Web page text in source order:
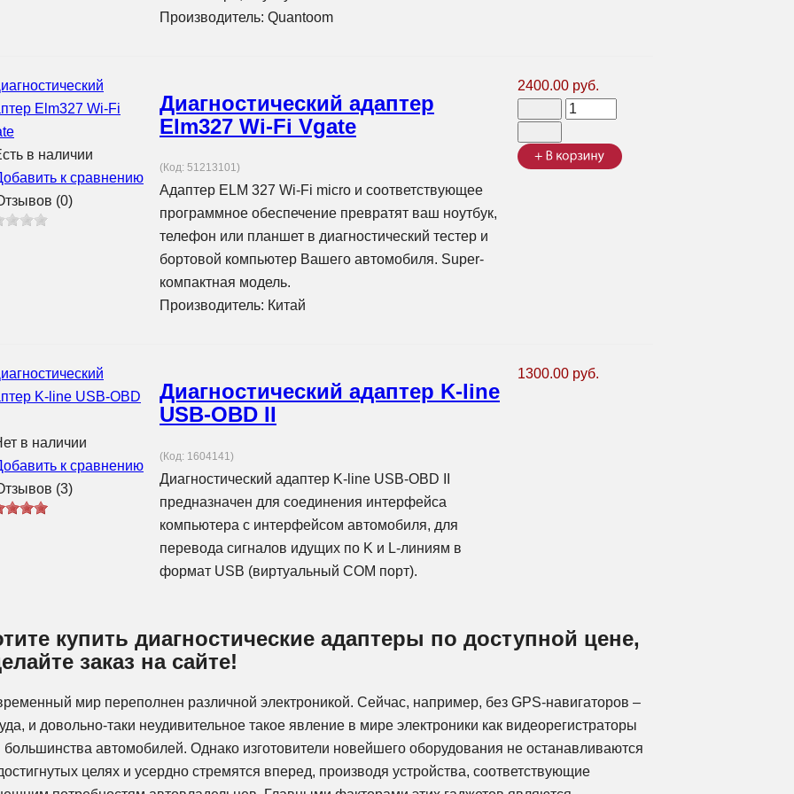
Производитель: Quantoom
в наличии
к сравнению
(0)
Диагностический адаптер
Elm327 Wi-Fi Vgate
(Код: 51213101)
Адаптер ELM 327 Wi-Fi micro и соответствующее
программное обеспечение превратят ваш ноутбук,
телефон или планшет в диагностический тестер и
бортовой компьютер Вашего автомобиля. Super-
компактная модель.
Производитель: Китай
2400.00 руб.
в наличии
к сравнению
(3)
Диагностический адаптер K-line
USB-OBD II
(Код: 1604141)
Диагностический адаптер K-line USB-OBD II
предназначен для соединения интерфейса
компьютера с интерфейсом автомобиля, для
перевода сигналов идущих по K и L-линиям в
формат USB (виртуальный COM порт).
1300.00 руб.
купить диагностические адаптеры по доступной цене,
заказ на сайте!
мир переполнен различной электроникой. Сейчас, например, без GPS-навигаторов –
и довольно-таки неудивительное такое явление в мире электроники как видеорегистраторы
большинства автомобилей. Однако изготовители новейшего оборудования не останавливаются
целях и усердно стремятся вперед, производя устройства, соответствующие